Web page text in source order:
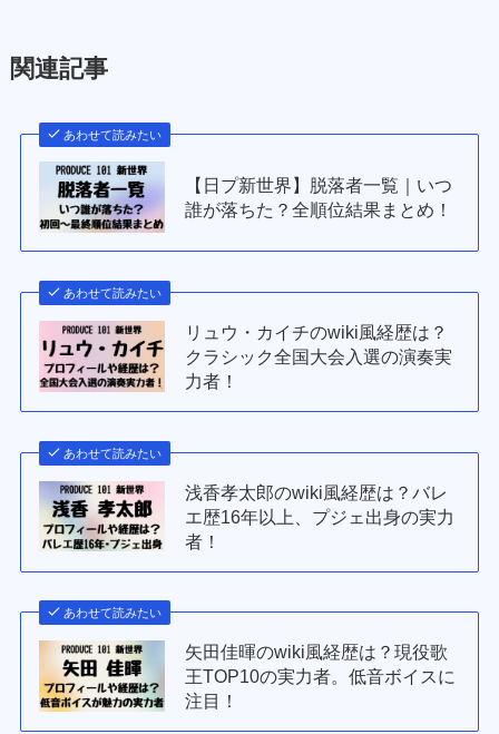
関連記事
あわせて読みたい
【日プ新世界】脱落者一覧｜いつ
誰が落ちた？全順位結果まとめ！
あわせて読みたい
リュウ・カイチのwiki風経歴は？
クラシック全国大会入選の演奏実
力者！
あわせて読みたい
浅香孝太郎のwiki風経歴は？バレ
エ歴16年以上、プジェ出身の実力
者！
あわせて読みたい
矢田佳暉のwiki風経歴は？現役歌
王TOP10の実力者。低音ボイスに
注目！